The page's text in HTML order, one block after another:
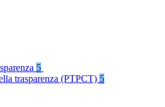
5
trasparenza (PTPCT) 5